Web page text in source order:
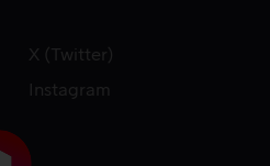
X (Twitter)
Instagram